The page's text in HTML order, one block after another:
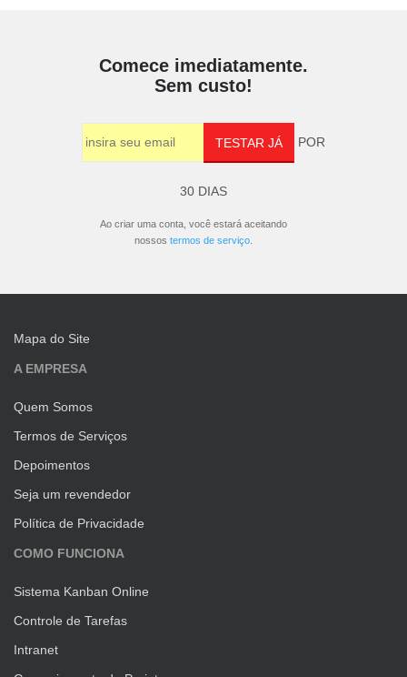
Comece imediatamente.
Sem custo!
TESTAR JÁ POR
30 DIAS
Ao criar uma conta, você estará aceitando
nossos termos de serviço.
Mapa do Site
A EMPRESA
Quem Somos
Termos de Serviços
Depoimentos
Seja um revendedor
Política de Privacidade
COMO FUNCIONA
Sistema Kanban Online
Controle de Tarefas
Intranet